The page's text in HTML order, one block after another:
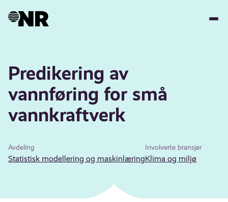
Predikering av
vannføring for små
vannkraftverk
Avdeling
Statistisk modellering og maskinlæring
Involverte bransjer
Klima og miljø